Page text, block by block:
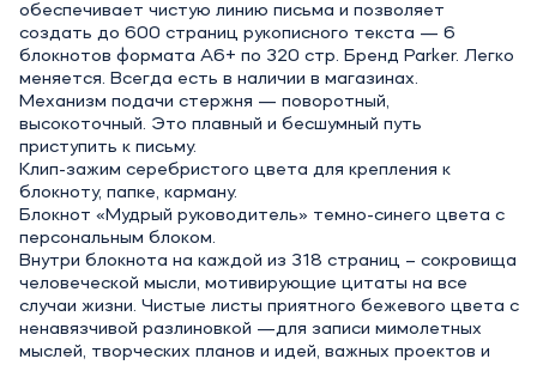
обеспечивает чистую линию письма и позволяет
создать до 600 страниц рукописного текста — 6
блокнотов формата А6+ по 320 стр. Бренд Parker. Легко
меняется. Всегда есть в наличии в магазинах.
Механизм подачи стержня — поворотный,
высокоточный. Это плавный и бесшумный путь
приступить к письму.
Клип-зажим серебристого цвета для крепления к
блокноту, папке, карману.
Блокнот «Мудрый руководитель» темно-синего цвета с
персональным блоком.
Внутри блокнота на каждой из 318 страниц – сокровища
человеческой мысли, мотивирующие цитаты на все
случаи жизни. Чистые листы приятного бежевого цвета с
ненавязчивой разлиновкой —для записи мимолетных
мыслей, творческих планов и идей, важных проектов и